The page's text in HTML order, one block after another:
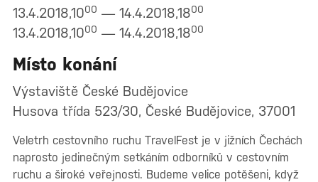
13.4.2018,1000 — 14.4.2018,1800
13.4.2018,1000 — 14.4.2018,1800
Místo konání
Výstaviště České Budějovice
Husova třída 523/30, České Budějovice, 37001
Veletrh cestovního ruchu TravelFest je v jižních Čechách
naprosto jedinečným setkáním odborníků v cestovním
ruchu a široké veřejnosti. Budeme velice potěšeni, když